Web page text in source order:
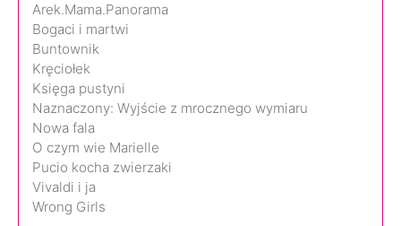
Arek.Mama.Panorama
Bogaci i martwi
Buntownik
Kręciołek
Księga pustyni
Naznaczony: Wyjście z mrocznego wymiaru
Nowa fala
O czym wie Marielle
Pucio kocha zwierzaki
Vivaldi i ja
Wrong Girls